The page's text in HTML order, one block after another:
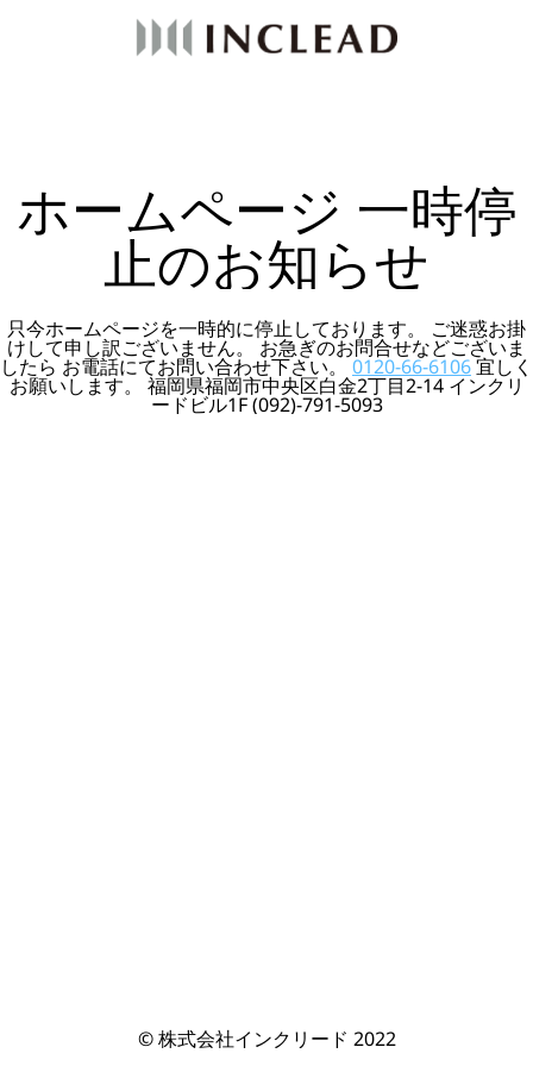
ホームページ 一時停
止のお知らせ
只今ホームページを一時的に停止しております。 ご迷惑お掛
けして申し訳ございません。 お急ぎのお問合せなどございま
したら お電話にてお問い合わせ下さい。0120-66-6106宜しく
お願いします。 福岡県福岡市中央区白金2丁目2-14 インクリ
ードビル1F (092)-791-5093
© 株式会社インクリード 2022